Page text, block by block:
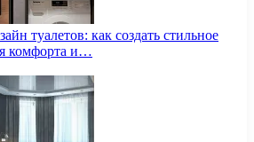
туалетов: как создать стильное
комфорта и…